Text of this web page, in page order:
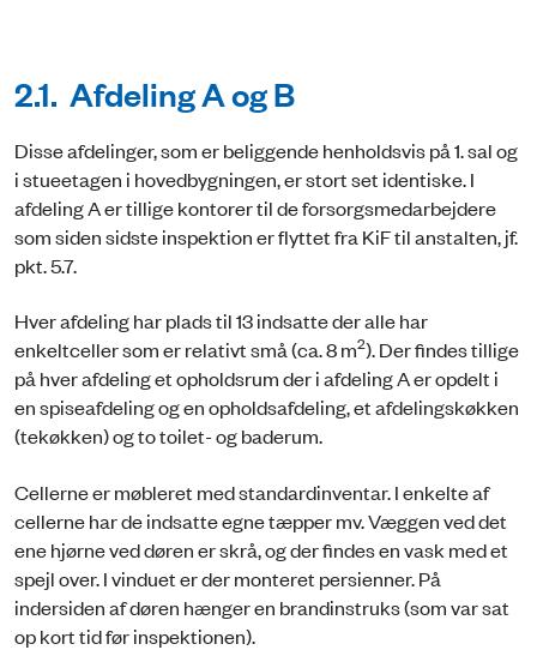
2.1. Afdeling A og B
Disse afdelinger, som er beliggende henholdsvis på 1. sal og
i stueetagen i hovedbygningen, er stort set identiske. I
afdeling A er tillige kontorer til de forsorgsmedarbejdere
som siden sidste inspektion er flyttet fra KiF til anstalten, jf.
pkt. 5.7.
Hver afdeling har plads til 13 indsatte der alle har
enkeltceller som er relativt små (ca. 8 m2). Der findes tillige
på hver afdeling et opholdsrum der i afdeling A er opdelt i
en spiseafdeling og en opholdsafdeling, et afdelingskøkken
(tekøkken) og to toilet- og baderum.
Cellerne er møbleret med standardinventar. I enkelte af
cellerne har de indsatte egne tæpper mv. Væggen ved det
ene hjørne ved døren er skrå, og der findes en vask med et
spejl over. I vinduet er der monteret persienner. På
indersiden af døren hænger en brandinstruks (som var sat
op kort tid før inspektionen).